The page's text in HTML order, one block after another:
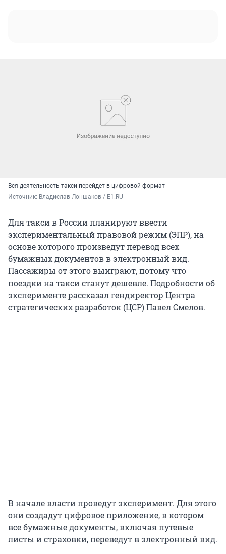
Вся деятельность такси перейдет в цифровой формат
Источник: Владислав Лоншаков / E1.RU
Для такси в России планируют ввести
экспериментальный правовой режим (ЭПР), на
основе которого произведут перевод всех
бумажных документов в электронный вид.
Пассажиры от этого выиграют, потому что
поездки на такси станут дешевле. Подробности об
эксперименте рассказал гендиректор Центра
стратегических разработок (ЦСР) Павел Смелов.
В начале власти проведут эксперимент. Для этого
они создадут цифровое приложение, в котором
все бумажные документы, включая путевые
листы и страховки, переведут в электронный вид.